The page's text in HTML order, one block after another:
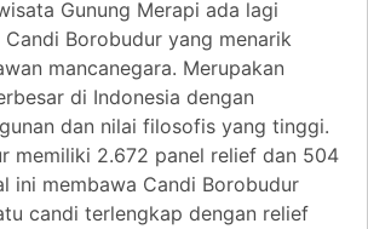
Gunung Merapi ada lagi
Borobudur yang menarik
mancanegara. Merupakan
di Indonesia dengan
dan nilai filosofis yang tinggi.
memiliki 2.672 panel relief dan 504
ini membawa Candi Borobudur
candi terlengkap dengan relief